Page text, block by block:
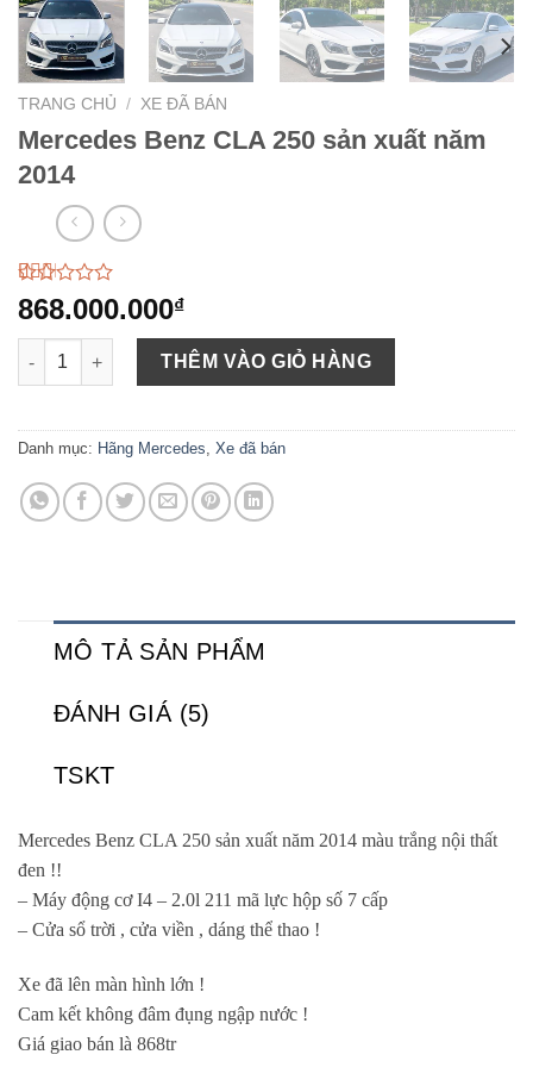
TRANG CHỦ / XE ĐÃ BÁN
Mercedes Benz CLA 250 sản xuất năm
2014
2.00
trên
5
4
868.000.000₫
Mercedes Benz CLA 250 sản xuất năm 2014 số lượng
THÊM VÀO GIỎ HÀNG
Danh mục: Hãng Mercedes Xe đã bán
MÔ TẢ SẢN PHẨM
ĐÁNH GIÁ (5)
TSKT
Mercedes Benz CLA 250 sản xuất năm 2014 màu trắng nội thất
đen !!
– Máy động cơ I4 – 2.0l 211 mã lực hộp số 7 cấp
– Cửa sổ trời , cửa viền , dáng thể thao !
Xe đã lên màn hình lớn !
Cam kết không đâm đụng ngập nước !
Giá giao bán là 868tr